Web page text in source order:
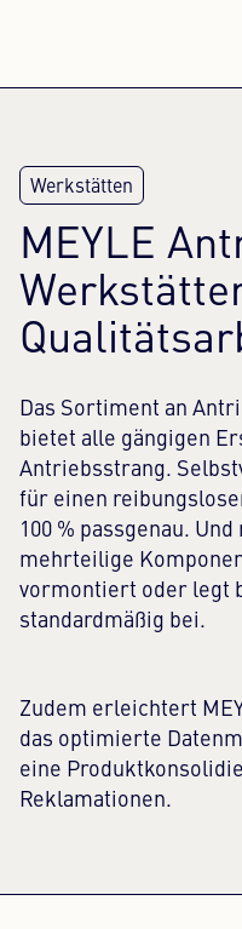
MEYLE
Das Sortiment an
bietet alle gängigen
Antriebsstrang.
für einen
100 % passgenau.
mehrteilige
vormontiert oder legt
standardmäßig bei.
Zudem erleichtert
das optimierte
eine
Reklamationen.